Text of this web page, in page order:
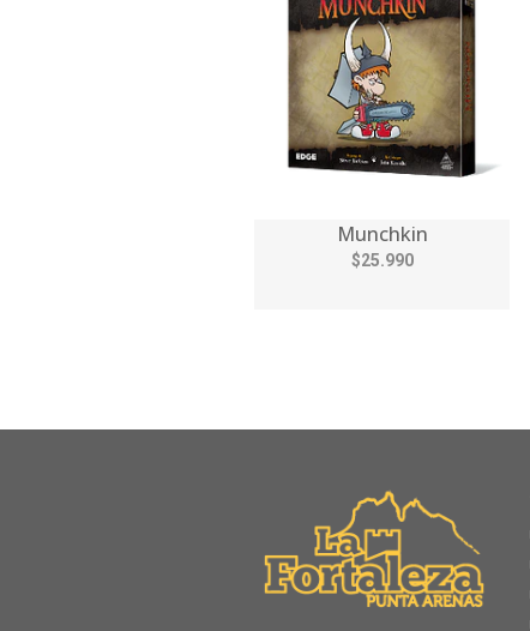
Munchkin
$25.990